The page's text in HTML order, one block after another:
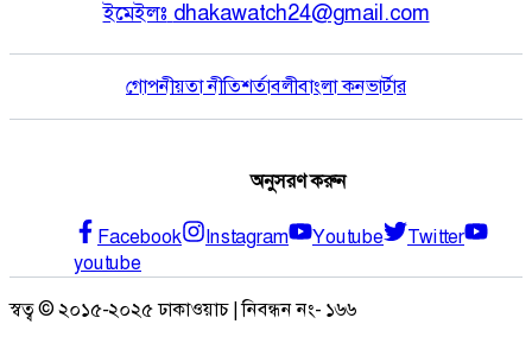
ইমেইলঃ dhakawatch24@gmail.com
গোপনীয়তা নীতিশর্তাবলীবাংলা কনভার্টার
অনুসরণ করুন
Facebook Instagram Youtube
Twitter
youtube
স্বত্ব © ২০১৫-২০২৫ ঢাকাওয়াচ | নিবন্ধন নং- ১৬৬